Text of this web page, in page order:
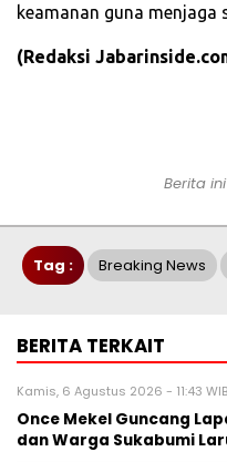
keamanan guna
(Redaksi
Berita
Tag : Breaking News
BERITA TERKAIT
Kamis, 6 Agustus 2026 - 11:43 WIB
Once Mekel Guncang
dan Warga Sukabumi